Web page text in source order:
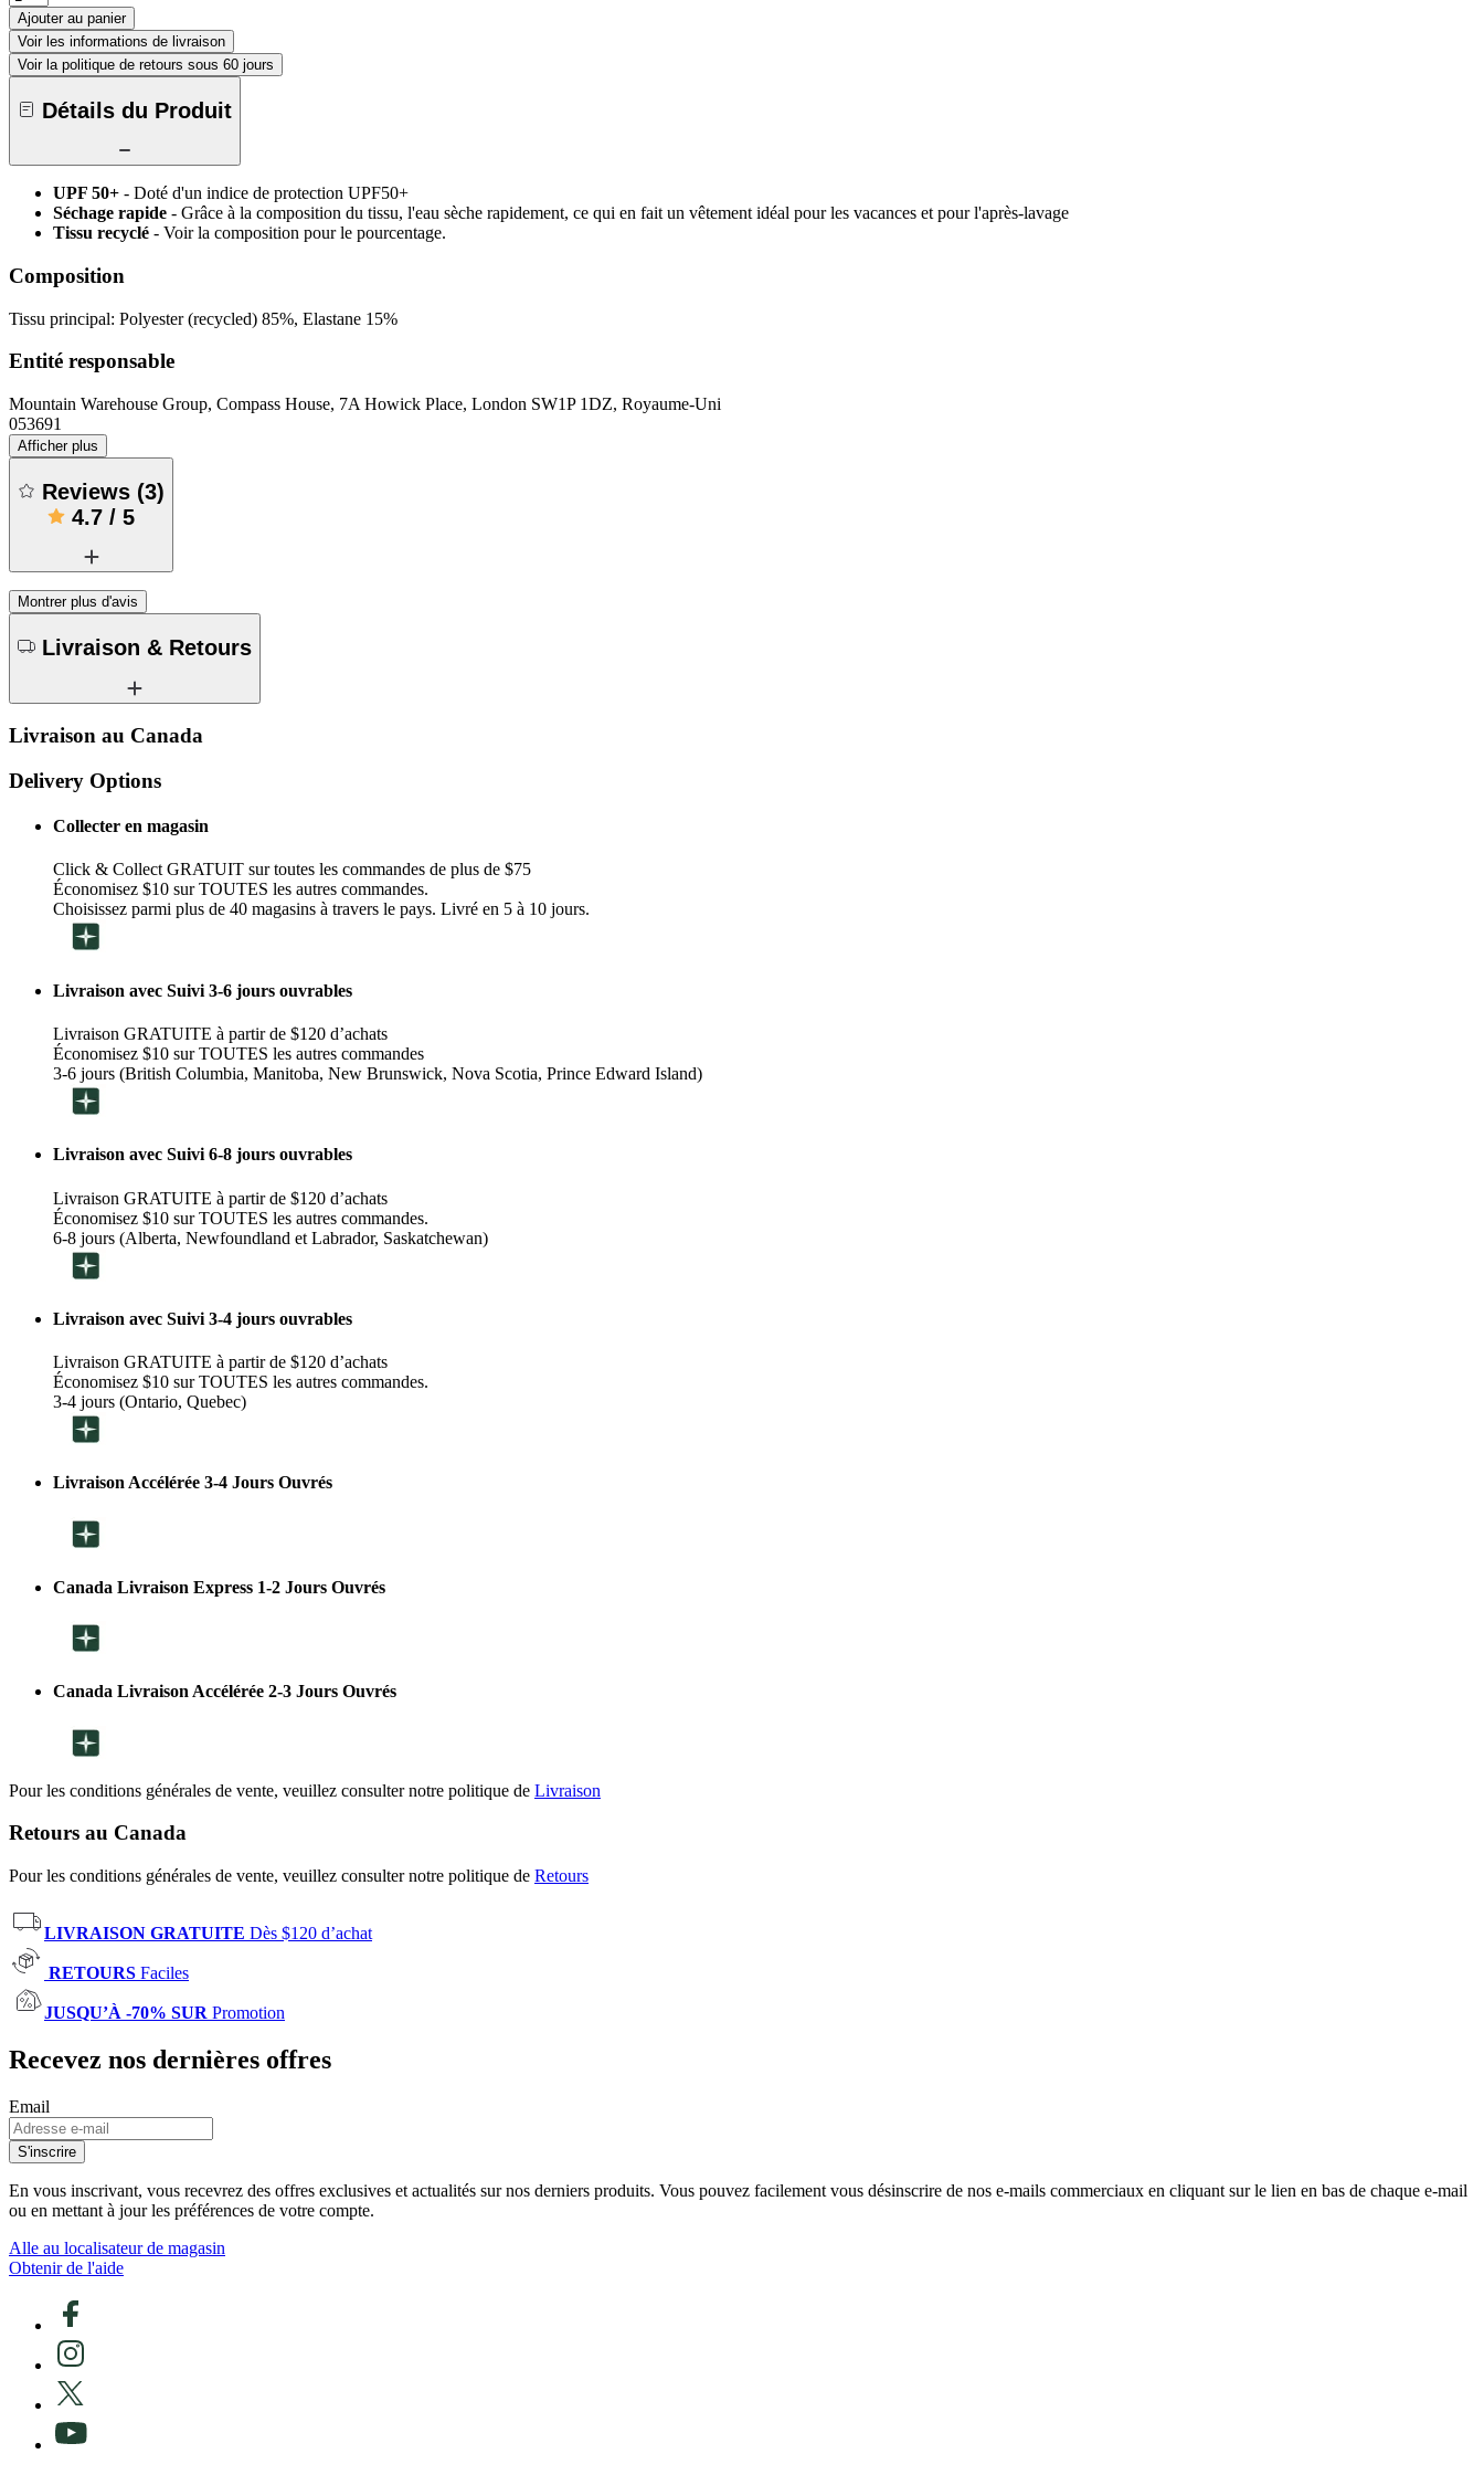
Ajouter au panier
Voir les informations de livraison
Voir la politique de retours sous 60 jours
Détails du Produit
UPF 50+ - Doté d'un indice de protection UPF50+
Séchage rapide - Grâce à la composition du tissu, l'eau sèche rapidement, ce qui en fait un vêtement idéal pour les vacances et pour l'après-lavage
Tissu recyclé - Voir la composition pour le pourcentage.
Composition
Tissu principal: Polyester (recycled) 85%, Elastane 15%
Entité responsable
Mountain Warehouse Group, Compass House, 7A Howick Place, London SW1P 1DZ, Royaume-Uni
053691
Afficher plus
Reviews (3)
4.7 / 5
Montrer plus d'avis
Livraison & Retours
Livraison au Canada
Delivery Options
Collecter en magasin
Click & Collect GRATUIT sur toutes les commandes de plus de $75
Économisez $10 sur TOUTES les autres commandes.
Choisissez parmi plus de 40 magasins à travers le pays. Livré en 5 à 10 jours.
Livraison avec Suivi 3-6 jours ouvrables
Livraison GRATUITE à partir de $120 d’achats
Économisez $10 sur TOUTES les autres commandes
3-6 jours (British Columbia, Manitoba, New Brunswick, Nova Scotia, Prince Edward Island)
Livraison avec Suivi 6-8 jours ouvrables
Livraison GRATUITE à partir de $120 d’achats
Économisez $10 sur TOUTES les autres commandes.
6-8 jours (Alberta, Newfoundland et Labrador, Saskatchewan)
Livraison avec Suivi 3-4 jours ouvrables
Livraison GRATUITE à partir de $120 d’achats
Économisez $10 sur TOUTES les autres commandes.
3-4 jours (Ontario, Quebec)
Livraison Accélérée 3-4 Jours Ouvrés
Canada Livraison Express 1-2 Jours Ouvrés
Canada Livraison Accélérée 2-3 Jours Ouvrés
Pour les conditions générales de vente, veuillez consulter notre politique de Livraison
Retours au Canada
Pour les conditions générales de vente, veuillez consulter notre politique de Retours
LIVRAISON GRATUITE Dès $120 d’achat
RETOURS Faciles
JUSQU’À -70% SUR Promotion
Recevez nos dernières offres
Email
S'inscrire
En vous inscrivant, vous recevrez des offres exclusives et actualités sur nos derniers produits. Vous pouvez facilement vous désinscrire de nos e-mails commerciaux en cliquant sur le lien en bas de chaque e-mail
ou en mettant à jour les préférences de votre compte.
Alle au localisateur de magasin
Obtenir de l'aide